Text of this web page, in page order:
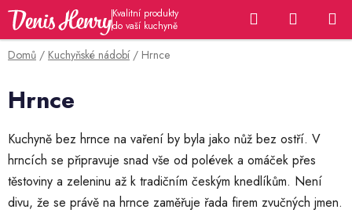
Přejít
obsah
Hledat
KOŠÍK
Domů / Kuchyňské nádobí / Hrnce
Hrnce
Kuchyně bez hrnce na vaření by byla jako nůž bez ostří. V
hrncích se připravuje snad vše od polévek a omáček přes
těstoviny a zeleninu až k tradičním českým knedlíkům. Není
divu, že se právě na hrnce zaměřuje řada firem zvučných jmen.